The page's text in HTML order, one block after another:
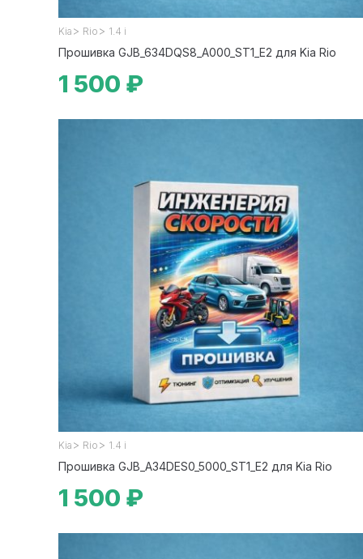
Kia > Rio > 1.4 i
Прошивка GJB_634DQS8_A000_ST1_E2 для Kia Rio
1 500 ₽
Kia > Rio > 1.4 i
Прошивка GJB_A34DES0_5000_ST1_E2 для Kia Rio
1 500 ₽